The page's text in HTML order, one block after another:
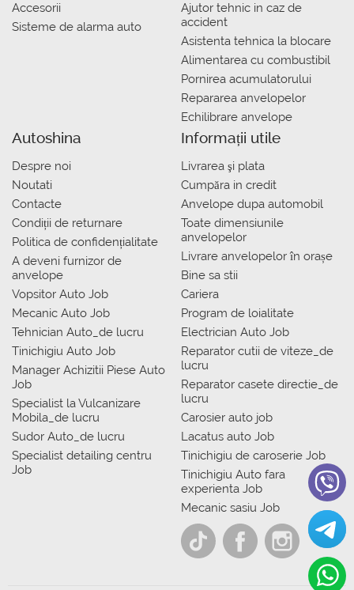
Accesorii
Sisteme de alarma auto
Ajutor tehnic in caz de
accident
Asistenta tehnica la blocare
Alimentarea cu combustibil
Pornirea acumulatorului
Repararea anvelopelor
Echilibrare anvelope
Autoshina
Despre noi
Noutati
Contacte
Condiții de returnare
Politica de confidențialitate
A deveni furnizor de
anvelope
Vopsitor Auto Job
Mecanic Auto Job
Tehnician Auto_de lucru
Tinichigiu Auto Job
Manager Achizitii Piese Auto
Job
Specialist la Vulcanizare
Mobila_de lucru
Sudor Auto_de lucru
Specialist detailing centru
Job
Informații utile
Livrarea şi plata
Сumpăra in credit
Anvelope dupa automobil
Toate dimensiunile
anvelopelor
Livrare anvelopelor în orașe
Bine sa stii
Cariera
Program de loialitate
Electrician Auto Job
Reparator cutii de viteze_de
lucru
Reparator casete directie_de
lucru
Carosier auto job
Lacatus auto Job
Tinichigiu de caroserie Job
Tinichigiu Auto fara
experienta Job
Mecanic sasiu Job